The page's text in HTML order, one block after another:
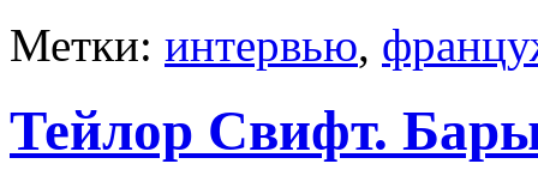
Метки: интервью,
Тейлор Свифт.